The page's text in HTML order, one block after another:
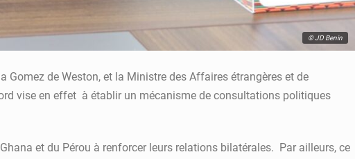
© JD Benin
Gomez de Weston, et la Ministre des Affaires étrangères et de
vise en effet à établir un mécanisme de consultations politiques
et du Pérou à renforcer leurs relations bilatérales. Par ailleurs, ce